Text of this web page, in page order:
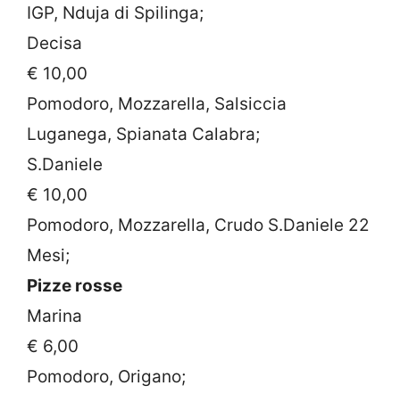
IGP, Nduja di Spilinga;
Decisa
€ 10,00
Pomodoro, Mozzarella, Salsiccia
Luganega, Spianata Calabra;
S.Daniele
€ 10,00
Pomodoro, Mozzarella, Crudo S.Daniele 22
Mesi;
Pizze rosse
Marina
€ 6,00
Pomodoro, Origano;